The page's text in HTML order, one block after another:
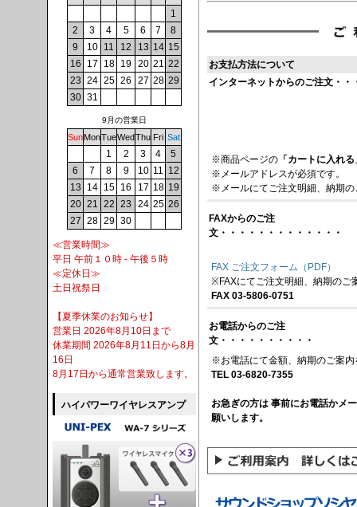
お支払方法について
インターネットからのご注文・・
※商品ページの 「カートに入れる
※メールアドレスが必須です。
※メールにてご注文明細、納期
FAXからのご注
文・・・・・・・・・・・・・
FAX ご注文フォーム（PDF）
※FAXにてご注文明細、納期のご
FAX 03-5806-0751
お電話からのご注
文・・・・・・・・・・
※お電話にて金額、納期のご案内
TEL 03-6820-7355
お急ぎの方は 事前にお電話かメ
願いします。
1
2
3 4 5 6 7
8
9
10 11 12 13 14 15
16
17 18 19 20 21 22
23 24 25 26 27 28 29
30 31
9月の営業日
SunMonTueWedThu Fri Sat
1 2 3 4
5
6
7 8 9 10 11 12
13
14 15 16 17 18 19
20 21 22 23 24 25 26
27 28 29 30
≪営業時間≫
平日 午前１０時 - 午後５時
≪定休日≫
土日祝祭日
【夏季休業のお知らせ】
営業日 2026年8月10日まで
休業期間 2026年8月11日から8月
16日
8月17日から通常営業致します。
ハイパワーワイヤレスアンプ